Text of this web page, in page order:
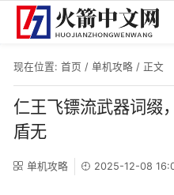
现在位置: 首页 / 单机攻略 / 正文
仁王飞镖流武器词缀
盾无
单机攻略 2025-12-08